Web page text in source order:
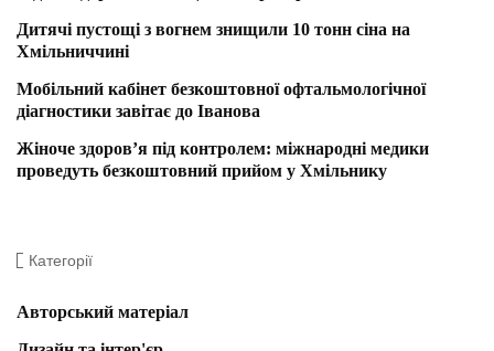
Дитячі пустощі з вогнем знищили 10 тонн сіна на
Хмільниччині
Мобільний кабінет безкоштовної офтальмологічної
діагностики завітає до Іванова
Жіноче здоров’я під контролем: міжнародні медики
проведуть безкоштовний прийом у Хмільнику
Категорії
Авторський матеріал